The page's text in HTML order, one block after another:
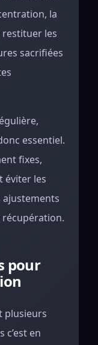
la
restituer les
sacrifiées
essentiel.
fixes,
éviter les
ajustements
pour
plusieurs
en